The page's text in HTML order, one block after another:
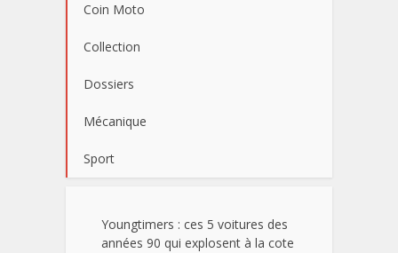
Coin Moto
Collection
Dossiers
Mécanique
Sport
Youngtimers : ces 5 voitures des
années 90 qui explosent à la cote